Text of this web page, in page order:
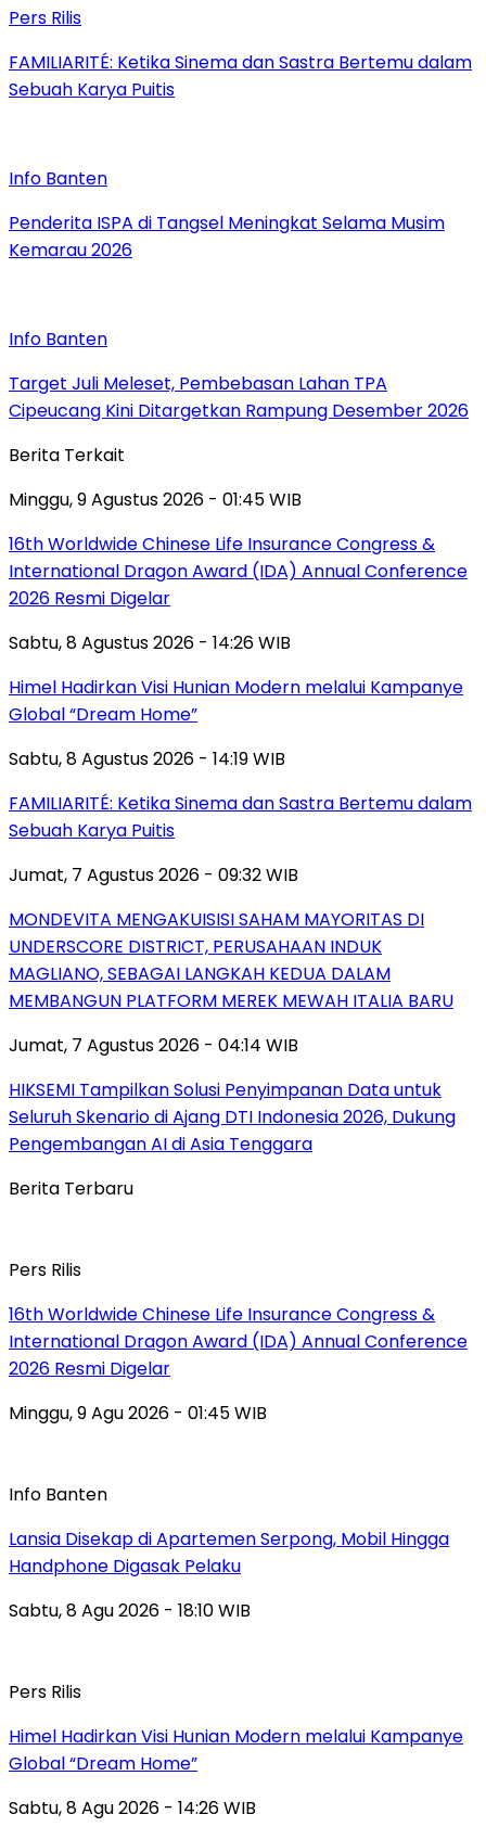
Pers Rilis
FAMILIARITÉ: Ketika Sinema dan Sastra Bertemu dalam
Sebuah Karya Puitis
Info Banten
Penderita ISPA di Tangsel Meningkat Selama Musim
Kemarau 2026
Info Banten
Target Juli Meleset, Pembebasan Lahan TPA
Cipeucang Kini Ditargetkan Rampung Desember 2026
Berita Terkait
Minggu, 9 Agustus 2026 - 01:45 WIB
16th Worldwide Chinese Life Insurance Congress &
International Dragon Award (IDA) Annual Conference
2026 Resmi Digelar
Sabtu, 8 Agustus 2026 - 14:26 WIB
Himel Hadirkan Visi Hunian Modern melalui Kampanye
Global “Dream Home”
Sabtu, 8 Agustus 2026 - 14:19 WIB
FAMILIARITÉ: Ketika Sinema dan Sastra Bertemu dalam
Sebuah Karya Puitis
Jumat, 7 Agustus 2026 - 09:32 WIB
MONDEVITA MENGAKUISISI SAHAM MAYORITAS DI
UNDERSCORE DISTRICT, PERUSAHAAN INDUK
MAGLIANO, SEBAGAI LANGKAH KEDUA DALAM
MEMBANGUN PLATFORM MEREK MEWAH ITALIA BARU
Jumat, 7 Agustus 2026 - 04:14 WIB
HIKSEMI Tampilkan Solusi Penyimpanan Data untuk
Seluruh Skenario di Ajang DTI Indonesia 2026, Dukung
Pengembangan AI di Asia Tenggara
Berita Terbaru
Pers Rilis
16th Worldwide Chinese Life Insurance Congress &
International Dragon Award (IDA) Annual Conference
2026 Resmi Digelar
Minggu, 9 Agu 2026 - 01:45 WIB
Info Banten
Lansia Disekap di Apartemen Serpong, Mobil Hingga
Handphone Digasak Pelaku
Sabtu, 8 Agu 2026 - 18:10 WIB
Pers Rilis
Himel Hadirkan Visi Hunian Modern melalui Kampanye
Global “Dream Home”
Sabtu, 8 Agu 2026 - 14:26 WIB